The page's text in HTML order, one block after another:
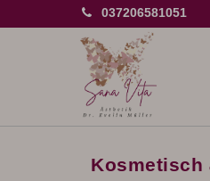
037206581051
Kosmetisch